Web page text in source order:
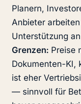
Planern,
Anbieter
Unterstützung
Grenzen: Preise
Dokumenten-KI,
ist eher
— sinnvoll für